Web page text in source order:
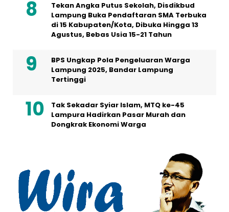
Tekan Angka Putus Sekolah, Disdikbud
Lampung Buka Pendaftaran SMA Terbuka
di 15 Kabupaten/Kota, Dibuka Hingga 13
Agustus, Bebas Usia 15-21 Tahun
BPS Ungkap Pola Pengeluaran Warga
Lampung 2025, Bandar Lampung
Tertinggi
Tak Sekadar Syiar Islam, MTQ ke-45
Lampura Hadirkan Pasar Murah dan
Dongkrak Ekonomi Warga